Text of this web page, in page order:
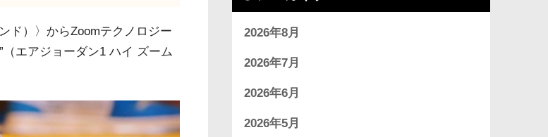
ド）〉からZoomテクノロジー
エアジョーダン1 ハイ ズーム
2026年8月
2026年7月
2026年6月
2026年5月